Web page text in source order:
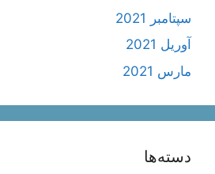
سپتامبر 2021
آوریل 2021
مارس 2021
دسته‌ها